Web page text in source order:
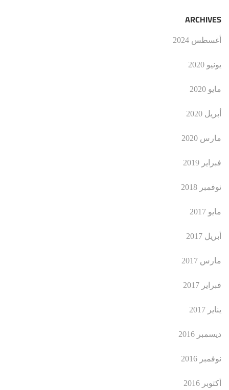
ARCHIVES
أغسطس 2024
يونيو 2020
مايو 2020
أبريل 2020
مارس 2020
فبراير 2019
نوفمبر 2018
مايو 2017
أبريل 2017
مارس 2017
فبراير 2017
يناير 2017
ديسمبر 2016
نوفمبر 2016
أكتوبر 2016